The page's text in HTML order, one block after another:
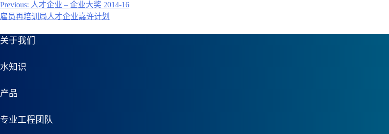
文
导
航
Previous: 人才企业 – 企业大奖 2014-16
雇员再培训局人才企业嘉许计划
关于我们
水知识
产品
专业工程团队